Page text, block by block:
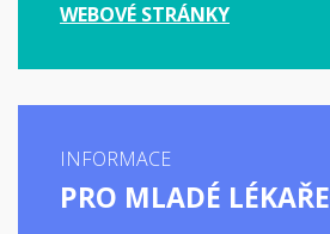
WEBOVÉ STRÁNKY
INFORMACE
PRO MLADÉ LÉKAŘE